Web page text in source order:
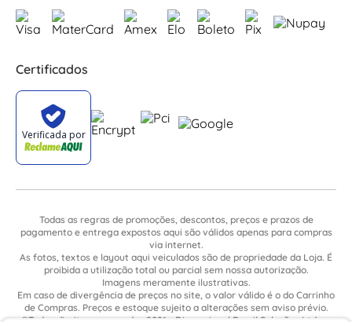
Certificados
Todas as regras de promoções, descontos, preços e prazos de
pagamento e entrega expostos aqui são válidos apenas para compras
via internet.
As fotos, textos e layout aqui veiculados são de propriedade da Loja. É
proibida a utilização total ou parcial sem nossa autorização.
Imagens meramente ilustrativas.
Em caso de divergência de preços no site, o valor válido é o do Carrinho
de Compras. Preços e estoque sujeito a alterações sem aviso prévio.